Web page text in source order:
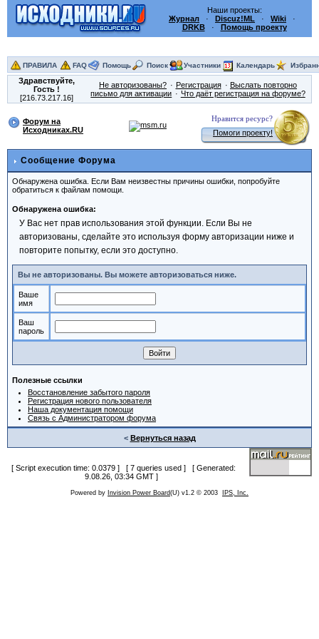
Наши проекты:
Журнал · Discuz!ML · Wiki ·
DRKB· Помощь проекту
ПРАВИЛА FAQ Помощь Поиск Участники Календарь
Здравствуйте,
Гость!
[216.73.217.16]
Не авторизованы? Регистрация
Выслать повторно
письмо для активации
Что даёт регистрация на форуме?
Форум на
Исходниках.RU
Нравится ресурс?
Помоги проекту!
Сообщение Форума
Обнаружена ошибка. Если Вам неизвестны причины ошибки, попробуйте
обратиться к файлам помощи.
Обнаружена ошибка:
У Вас нет прав использования этой функции. Если Вы не
авторизованы, сделайте это используя форму авторизации ниже и
повторите попытку, если это доступно.
Вы не авторизованы. Вы можете авторизоваться ниже.
Ваше
имя
Ваш
пароль
Полезные ссылки
Восстановление забытого пароля
Регистрация нового пользователя
Наша документация помощи
Связь с Администратором форума
< Вернуться назад
[ Script execution time: 0.0379 ] [ 7 queries used ] [ Generated:
9.08.26, 03:34 GMT ]
Powered by Invision Power Board(U) v1.2 © 2003 IPS, Inc.